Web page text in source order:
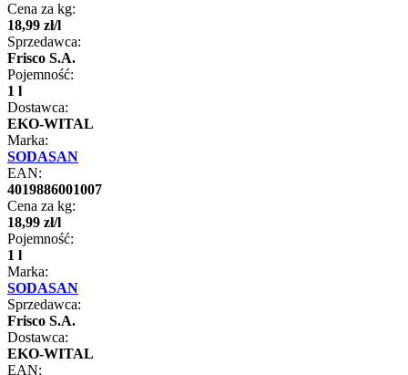
Cena za kg:
18,99 zł/l
Sprzedawca:
Frisco S.A.
Pojemność:
1 l
Dostawca:
EKO-WITAL
Marka:
SODASAN
EAN:
4019886001007
Cena za kg:
18,99 zł/l
Pojemność:
1 l
Marka:
SODASAN
Sprzedawca:
Frisco S.A.
Dostawca:
EKO-WITAL
EAN: